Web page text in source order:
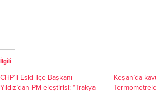
İlgili
CHP’li Eski İlçe Başkanı
Yıldız’dan PM eleştirisi: “Trakya
Keşan’da